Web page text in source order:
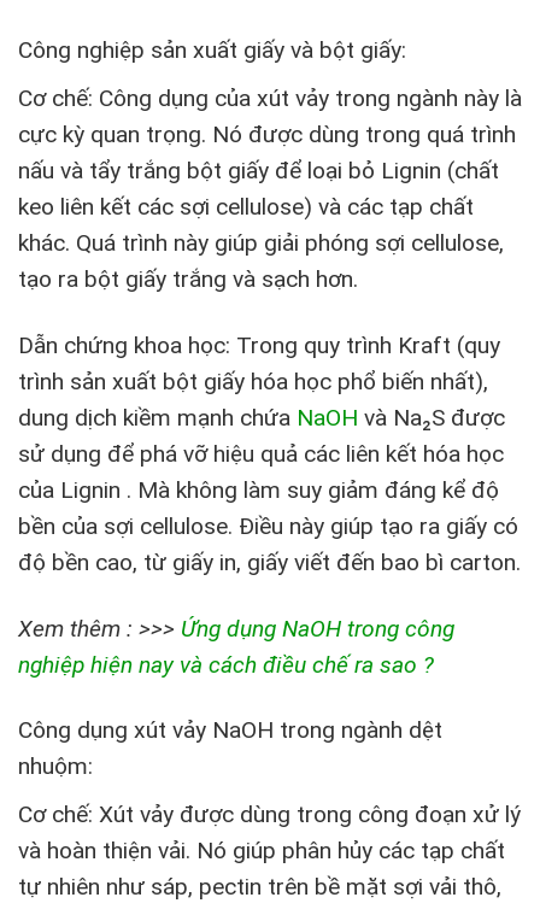
Công nghiệp sản xuất giấy và bột giấy:
Cơ chế: Công dụng của xút vảy trong ngành này là
cực kỳ quan trọng. Nó được dùng trong quá trình
nấu và tẩy trắng bột giấy để loại bỏ Lignin (chất
keo liên kết các sợi cellulose) và các tạp chất
khác. Quá trình này giúp giải phóng sợi cellulose,
tạo ra bột giấy trắng và sạch hơn.
Dẫn chứng khoa học: Trong quy trình Kraft (quy
trình sản xuất bột giấy hóa học phổ biến nhất),
dung dịch kiềm mạnh chứa NaOH và Na₂S được
sử dụng để phá vỡ hiệu quả các liên kết hóa học
của Lignin . Mà không làm suy giảm đáng kể độ
bền của sợi cellulose. Điều này giúp tạo ra giấy có
độ bền cao, từ giấy in, giấy viết đến bao bì carton.
Xem thêm : >>> Ứng dụng NaOH trong công
nghiệp hiện nay và cách điều chế ra sao ?
Công dụng xút vảy NaOH trong ngành dệt
nhuộm:
Cơ chế: Xút vảy được dùng trong công đoạn xử lý
và hoàn thiện vải. Nó giúp phân hủy các tạp chất
tự nhiên như sáp, pectin trên bề mặt sợi vải thô,